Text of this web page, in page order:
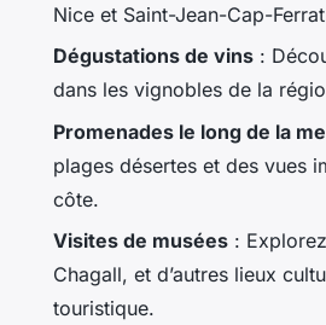
Nice et Saint-Jean-Cap-
Dégustations de vins :
dans les vignobles de la
Promenades le long de la
plages désertes et des vues
côte.
Visites de musées :
Chagall, et d’autres lieux
touristique.